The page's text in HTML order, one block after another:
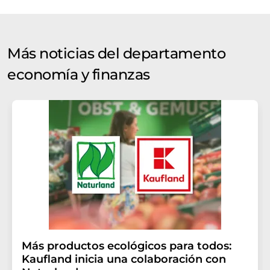
Más noticias del departamento
economía y finanzas
Más productos ecológicos para todos:
Kaufland inicia una colaboración con